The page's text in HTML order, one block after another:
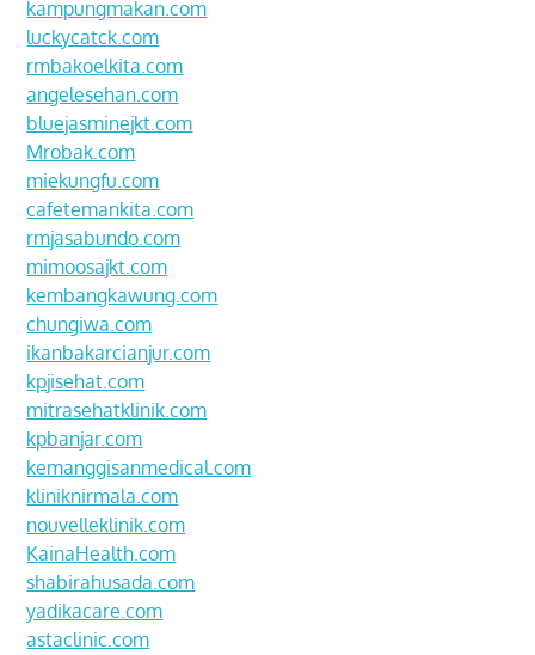
kampungmakan.com
luckycatck.com
rmbakoelkita.com
angelesehan.com
bluejasminejkt.com
Mrobak.com
miekungfu.com
cafetemankita.com
rmjasabundo.com
mimoosajkt.com
kembangkawung.com
chungiwa.com
ikanbakarcianjur.com
kpjisehat.com
mitrasehatklinik.com
kpbanjar.com
kemanggisanmedical.com
kliniknirmala.com
nouvelleklinik.com
KainaHealth.com
shabirahusada.com
yadikacare.com
astaclinic.com